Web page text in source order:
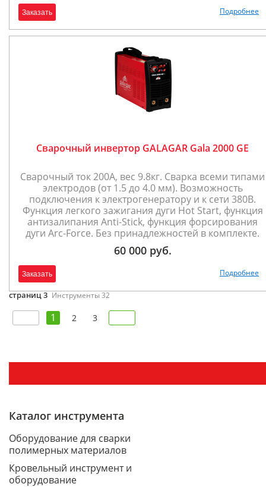
Заказать Подробнее
Сварочный инвертор GALAGAR Gala 2000 GE
Сварочный ток 200А, вес 9.8кг. Сварка всеми типами
электродов (от 1.5 до 4.0 мм). Возможность
подключения к электрогенератору и к сети 380В.
Функция легкого зажигания дуги Hot Start, функция
антизалипания Anti-Stick, функция форсирования
дуги Arc-Force. Без принадлежностей в комплекте.
60 000 руб.
Заказать Подробнее
страниц 3 Инструменты 32
1 2 3
Каталог инструмента
Оборудование для сварки
полимерных материалов
Кровельный инструмент и
оборудование